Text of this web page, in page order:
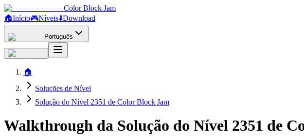
Color Block Jam
🏠Início🎮Níveis⬇️Download
Português
🏠
Soluções de Nível
Solução do Nível 2351 de Color Block Jam
Walkthrough da Solução do Nível 2351 de